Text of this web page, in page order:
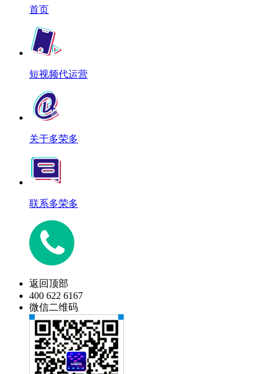
首页
短视频代运营
关于多荣多
联系多荣多
返回顶部
400 622 6167
微信二维码